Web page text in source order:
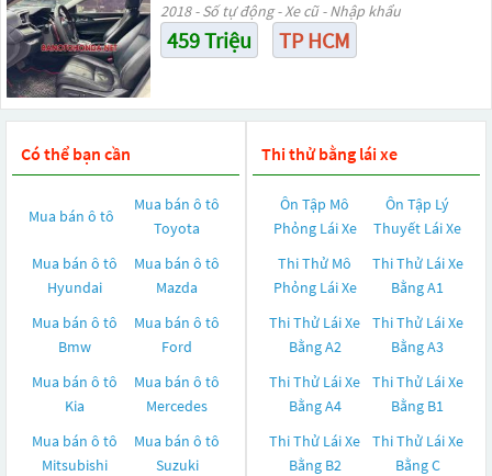
2018 - Số tự động - Xe cũ - Nhập khẩu
459 Triệu TP HCM
Có thể bạn cần
Mua bán ô tô
Mua bán ô tô
Toyota
Mua bán ô tô
Hyundai
Mua bán ô tô
Mazda
Mua bán ô tô
Bmw
Mua bán ô tô
Ford
Mua bán ô tô
Kia
Mua bán ô tô
Mercedes
Mua bán ô tô
Mitsubishi
Mua bán ô tô
Suzuki
Thi thử bằng lái xe
Ôn Tập Mô
Phỏng Lái Xe
Ôn Tập Lý
Thuyết Lái Xe
Thi Thử Mô
Phỏng Lái Xe
Thi Thử Lái Xe
Bằng A1
Thi Thử Lái Xe
Bằng A2
Thi Thử Lái Xe
Bằng A3
Thi Thử Lái Xe
Bằng A4
Thi Thử Lái Xe
Bằng B1
Thi Thử Lái Xe
Bằng B2
Thi Thử Lái Xe
Bằng C